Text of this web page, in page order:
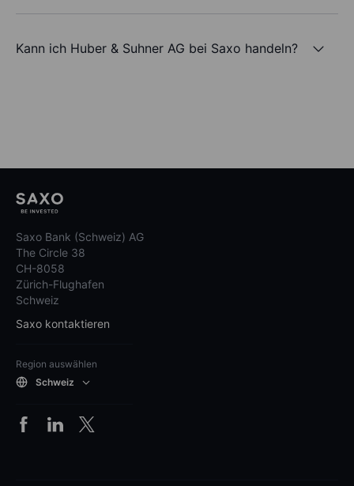
Kann ich Huber & Suhner AG bei Saxo handeln?
Saxo Bank (Schweiz) AG
The Circle 38
CH-8058
Zürich-Flughafen
Schweiz
Saxo kontaktieren
Region auswählen
Schweiz